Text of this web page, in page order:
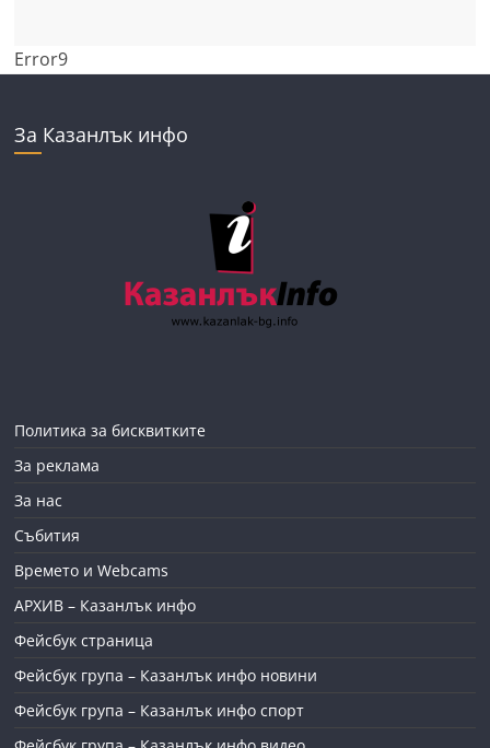
Error9
За Казанлък инфо
Политика за бисквитките
За реклама
За нас
Събития
Времето и Webcams
АРХИВ – Казанлък инфо
Фейсбук страница
Фейсбук група – Казанлък инфо новини
Фейсбук група – Казанлък инфо спорт